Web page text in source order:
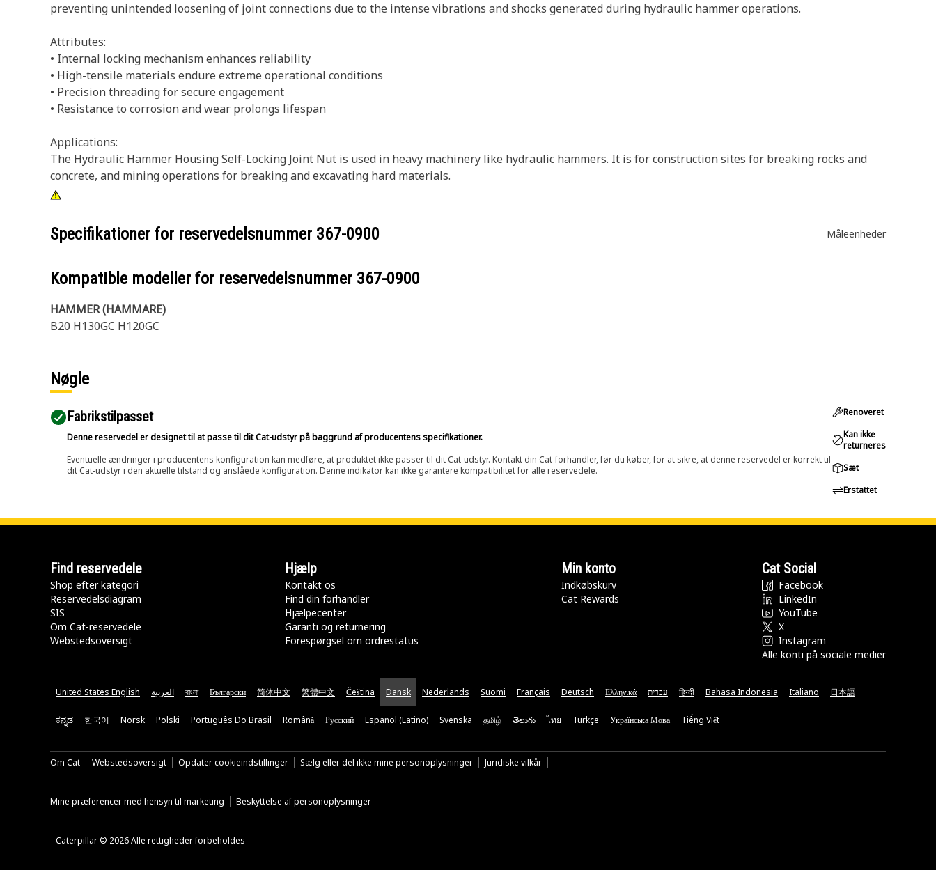
preventing unintended loosening of joint connections due to the intense vibrations and shocks generated during hydraulic hammer operations.
Attributes:
• Internal locking mechanism enhances reliability
• High-tensile materials endure extreme operational conditions
• Precision threading for secure engagement
• Resistance to corrosion and wear prolongs lifespan
Applications:
The Hydraulic Hammer Housing Self-Locking Joint Nut is used in heavy machinery like hydraulic hammers. It is for construction sites for breaking rocks and
concrete, and mining operations for breaking and excavating hard materials.
Specifikationer for reservedelsnummer 367-0900 Måleenheder
Kompatible modeller for reservedelsnummer 367-0900
HAMMER (HAMMARE)
B20 H130GC H120GC
Nøgle
Fabrikstilpasset
Denne reservedel er designet til at passe til dit Cat-udstyr på baggrund af producentens specifikationer.
Eventuelle ændringer i producentens konfiguration kan medføre, at produktet ikke passer til dit Cat-udstyr. Kontakt din Cat-forhandler, før du køber, for at sikre, at denne reservedel er korrekt til
dit Cat-udstyr i den aktuelle tilstand og anslåede konfiguration. Denne indikator kan ikke garantere kompatibilitet for alle reservedele.
Renoveret
Kan ikke
returneres
Sæt
Erstattet
Find reservedele
Shop efter kategori
Reservedelsdiagram
SIS
Om Cat-reservedele
Webstedsoversigt
Hjælp
Kontakt os
Find din forhandler
Hjælpecenter
Garanti og returnering
Forespørgsel om ordrestatus
Min konto
Indkøbskurv
Cat Rewards
Cat Social
Facebook
LinkedIn
YouTube
X
Instagram
Alle konti på sociale medier
United States English العربية বাংলা Български 简体中文 繁體中文 Čeština Dansk Nederlands Suomi Français Deutsch Ελληνικά עברית हिन्दी Bahasa Indonesia Italiano 日本語
ಕನ್ನಡ 한국어 Norsk Polski Português Do Brasil Română Русский Español (Latino) Svenska தமிழ் తెలుగు ไทย Türkçe Українська Мова Tiếng Việt
Om Cat Webstedsoversigt Opdater cookieindstillinger Sælg eller del ikke mine personoplysninger Juridiske vilkår
Mine præferencer med hensyn til marketing Beskyttelse af personoplysninger
Caterpillar © 2026 Alle rettigheder forbeholdes